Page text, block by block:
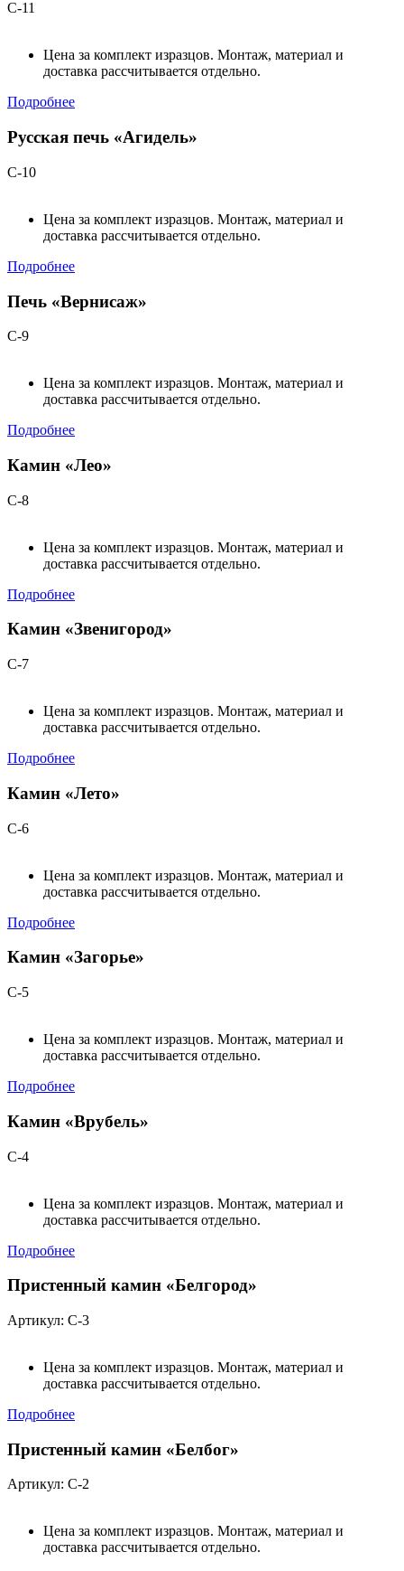
С-11
Цена за комплект изразцов. Монтаж, материал и
доставка рассчитывается отдельно.
Подробнее
Русская печь «Агидель»
С-10
Цена за комплект изразцов. Монтаж, материал и
доставка рассчитывается отдельно.
Подробнее
Печь «Вернисаж»
С-9
Цена за комплект изразцов. Монтаж, материал и
доставка рассчитывается отдельно.
Подробнее
Камин «Лео»
С-8
Цена за комплект изразцов. Монтаж, материал и
доставка рассчитывается отдельно.
Подробнее
Камин «Звенигород»
С-7
Цена за комплект изразцов. Монтаж, материал и
доставка рассчитывается отдельно.
Подробнее
Камин «Лето»
С-6
Цена за комплект изразцов. Монтаж, материал и
доставка рассчитывается отдельно.
Подробнее
Камин «Загорье»
С-5
Цена за комплект изразцов. Монтаж, материал и
доставка рассчитывается отдельно.
Подробнее
Камин «Врубель»
С-4
Цена за комплект изразцов. Монтаж, материал и
доставка рассчитывается отдельно.
Подробнее
Пристенный камин «Белгород»
Артикул: С-3
Цена за комплект изразцов. Монтаж, материал и
доставка рассчитывается отдельно.
Подробнее
Пристенный камин «Белбог»
Артикул: С-2
Цена за комплект изразцов. Монтаж, материал и
доставка рассчитывается отдельно.